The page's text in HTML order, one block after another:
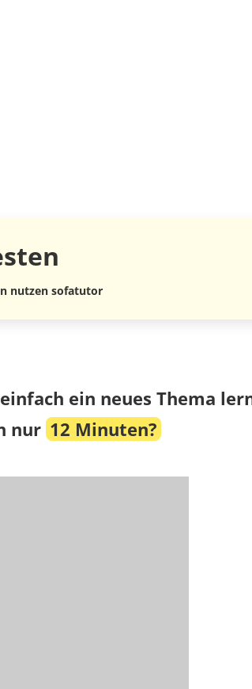
nutzen sofatutor
ein neues Thema
nur 12 Minuten?